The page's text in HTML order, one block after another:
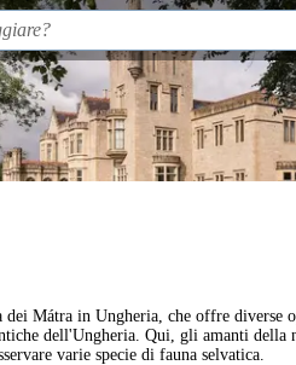
dei Mátra in Ungheria, che offre
dell'Ungheria. Qui, gli amanti della
varie specie di fauna selvatica.